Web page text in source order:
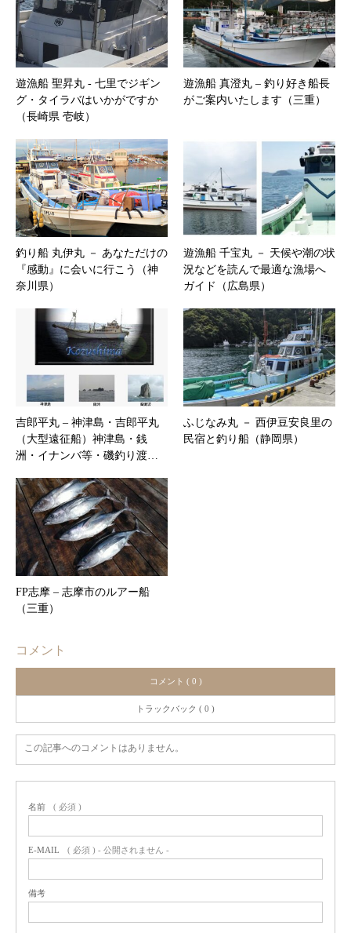
遊漁船 聖昇丸 ‐ 七里でジギン
グ・タイラバはいかがですか
（長崎県 壱岐）
遊漁船 真澄丸 – 釣り好き船長
がご案内いたします（三重）
釣り船 丸伊丸 － あなただけの
『感動』に会いに行こう（神
奈川県）
遊漁船 千宝丸 － 天候や潮の状
況などを読んで最適な漁場へ
ガイド（広島県）
吉郎平丸 – ​神津島・吉郎平丸
（大型遠征船）神津島・銭
洲・イナンバ等・磯釣り渡…
ふじなみ丸 － 西伊豆安良里の
民宿と釣り船（静岡県）
FP志摩 – 志摩市のルアー船
（三重）
コメント
コメント ( 0 )
トラックバック ( 0 )
この記事へのコメントはありません。
名前 ( 必須 )
E-MAIL ( 必須 ) - 公開されません -
備考